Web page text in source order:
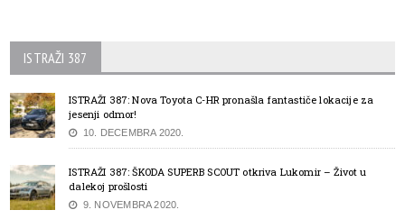
ISTRAŽI 387
ISTRAŽI 387: Nova Toyota C-HR pronašla fantastiče lokacije za
jesenji odmor!
10. DECEMBRA 2020.
ISTRAŽI 387: ŠKODA SUPERB SCOUT otkriva Lukomir – Život u
dalekoj prošlosti
9. NOVEMBRA 2020.